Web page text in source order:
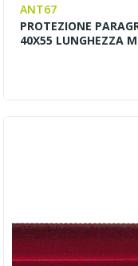
ANT67
PROTEZIONE
40X55 LUNGHEZZA